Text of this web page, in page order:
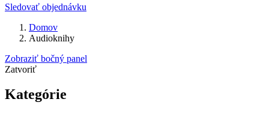
Sledovať objednávku
Domov
Audioknihy
Zobraziť bočný panel
Zatvoriť
Kategórie